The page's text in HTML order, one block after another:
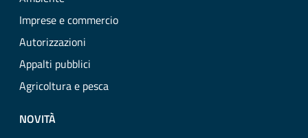
Imprese e commercio
Autorizzazioni
Appalti pubblici
Agricoltura e pesca
NOVITÀ